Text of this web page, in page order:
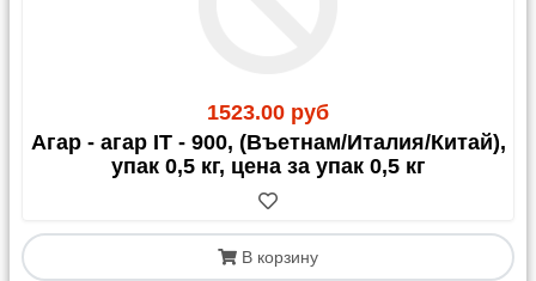
1523.00 руб
Агар - агар IT - 900, (Въетнам/Италия/Китай),
упак 0,5 кг, цена за упак 0,5 кг
В корзину